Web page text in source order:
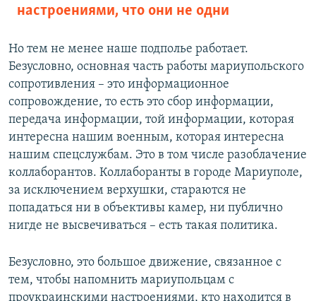
настроениями, что они не одни
Но тем не менее наше подполье работает.
Безусловно, основная часть работы мариупольского
сопротивления – это информационное
сопровождение, то есть это сбор информации,
передача информации, той информации, которая
интересна нашим военным, которая интересна
нашим спецслужбам. Это в том числе разоблачение
коллаборантов. Коллаборанты в городе Мариуполе,
за исключением верхушки, стараются не
попадаться ни в объективы камер, ни публично
нигде не высвечиваться – есть такая политика.
Безусловно, это большое движение, связанное с
тем, чтобы напомнить мариупольцам с
проукраинскими настроениями, кто находится в